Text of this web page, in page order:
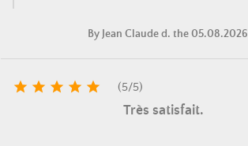
By Jean Claude d. the 05.08.2026
     (5/5)
Très satisfait.